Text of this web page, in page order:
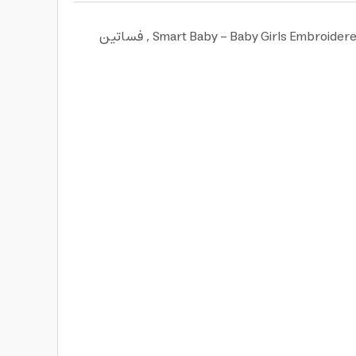
ستبهر طفلتك جميع الحاضرين بجمالها وأناقتها وكل ذلك بفضل فساتين البنات الصغار من سمارت بيبي Smart Baby - Baby Girls Embroidered Dress -blue , فساتين